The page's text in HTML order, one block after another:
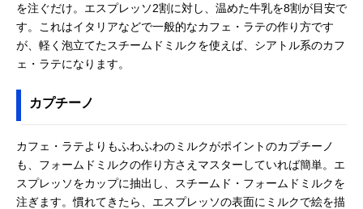
を注ぐだけ。エスプレッソ2割に対し、温めた牛乳を8割が目安で
す。これはイタリアなどで一般的なカフェ・ラテの作り方です
が、軽く泡立てたスチームドミルクを使えば、シアトル系のカフ
ェ・ラテになります。
カプチーノ
カフェ・ラテよりもふわふわのミルクがポイントのカプチーノ
も、フォームドミルクの作り方さえマスターしていれば簡単。エ
スプレッソをカップに抽出し、スチームド・フォームドミルクを
注ぎます。慣れてきたら、エスプレッソの表面にミルクで絵を描